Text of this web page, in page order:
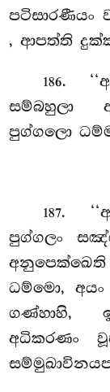
පටිසාරණීයං
, ආපත්ති
186.
සම්බහුලා
පුග්ගලො
187.
පුග්ගලං
ධම්මො, අයං
ගණ්හාහි,
අධිකරණං